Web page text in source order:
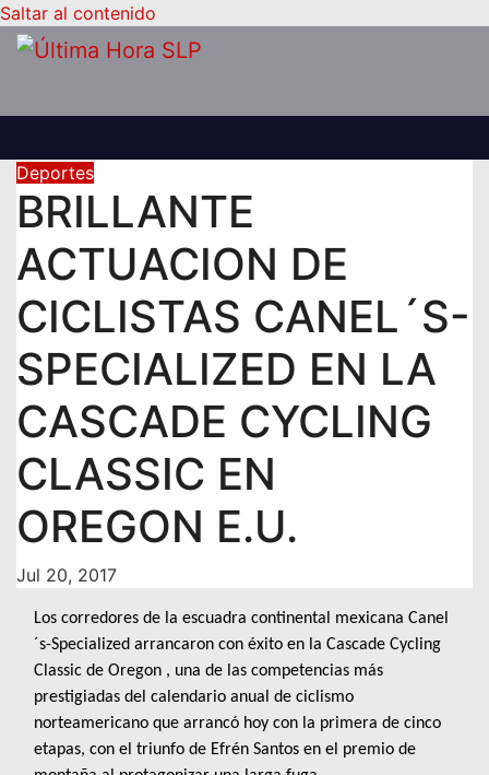
Saltar al contenido
Deportes
BRILLANTE
ACTUACION DE
CICLISTAS CANEL´S-
SPECIALIZED EN LA
CASCADE CYCLING
CLASSIC EN
OREGON E.U.
Jul 20, 2017
Los corredores de la escuadra continental mexicana Canel
´s-Specialized arrancaron con éxito en la Cascade Cycling
Classic de Oregon , una de las competencias más
prestigiadas del calendario anual de ciclismo
norteamericano que arrancó hoy con la primera de cinco
etapas, con el triunfo de Efrén Santos en el premio de